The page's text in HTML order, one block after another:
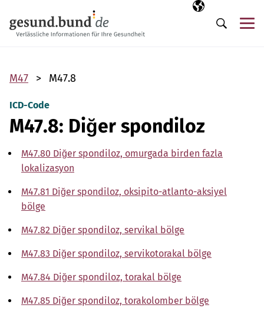
Seçili dil
TR
Arama
M47 M47.8
ICD-Code
M47.8: Diğer spondiloz
M47.80 Diğer spondiloz, omurgada birden fazla
lokalizasyon
M47.81 Diğer spondiloz, oksipito-atlanto-aksiyel
bölge
M47.82 Diğer spondiloz, servikal bölge
M47.83 Diğer spondiloz, servikotorakal bölge
M47.84 Diğer spondiloz, torakal bölge
M47.85 Diğer spondiloz, torakolomber bölge